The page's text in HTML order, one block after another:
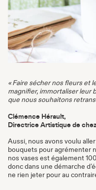
« Faire sécher nos fleurs et
magnifier, immortaliser leur
que nous souhaitons
Clémence Hérault,
Directrice Artistique de
Aussi, nous avons voulu
bouquets pour agrémenter
nos vases est également
donc dans une démarche
ne rien jeter pour au